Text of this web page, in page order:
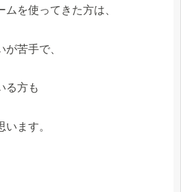
を使ってきた方は、
苦手で、
る方も
ます。